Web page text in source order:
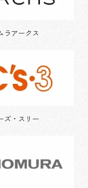
ラアークス
ズ・スリー